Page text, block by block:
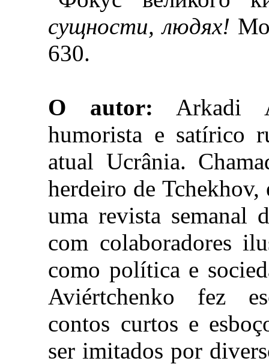
сущности, людях!
630.
O autor: Arkadi
humorista e satírico
atual Ucrânia.
herdeiro de
uma revista semanal
com colaboradores
como política e
Aviértchenko fez
contos curtos e
ser imitados por